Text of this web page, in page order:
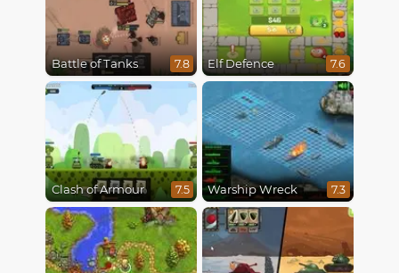
Battle of Tanks 7.8 Elf Defence 7.6
Clash of Armour 7.5 Warship Wreck 7.3